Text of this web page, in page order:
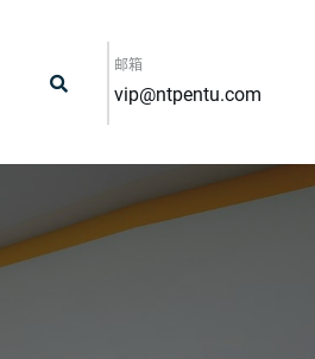
邮箱
vip@ntpentu.com